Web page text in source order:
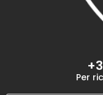
Per